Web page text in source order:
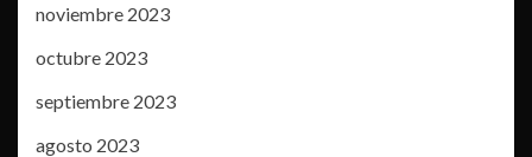
noviembre 2023
octubre 2023
septiembre 2023
agosto 2023